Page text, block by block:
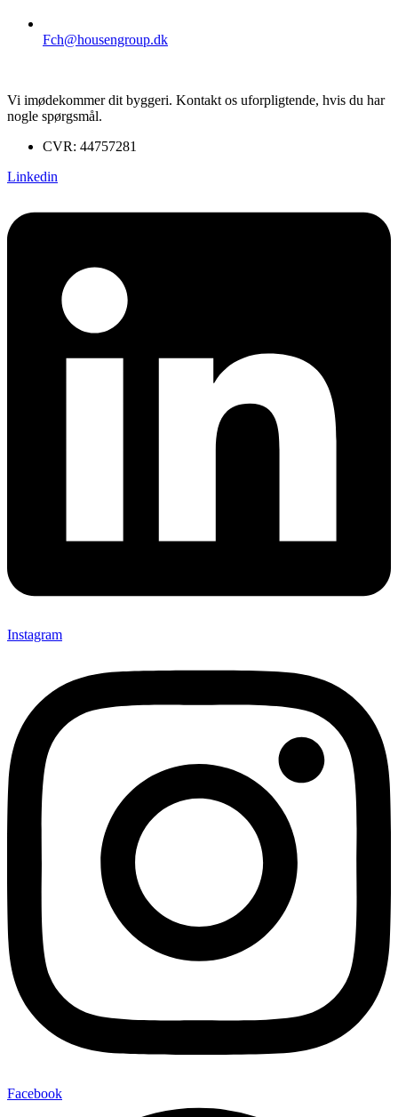
Fch@housengroup.dk
Vi imødekommer dit byggeri. Kontakt os uforpligtende, hvis du har
nogle spørgsmål.
CVR: 44757281
Linkedin
Instagram
Facebook